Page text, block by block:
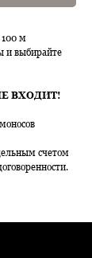
100 м
и выбирайте
ВХОДИТ!
счетом